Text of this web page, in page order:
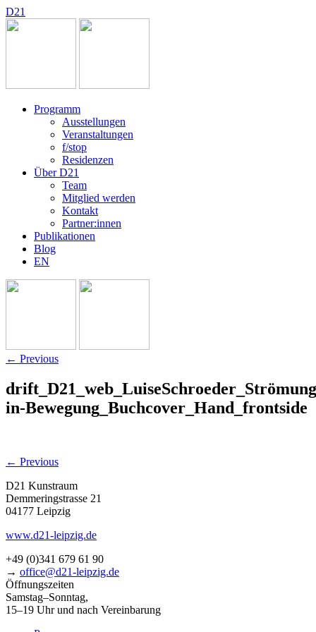
D21
Programm
Ausstellungen
Veranstaltungen
f/stop
Residenzen
Über D21
Team
Mitglied werden
Kontakt
Partner:innen
Publikationen
Blog
EN
← Previous
in-Bewegung_Buchcover_Hand_frontside
← Previous
D21 Kunstraum
Demmeringstrasse 21
04177 Leipzig
www.d21-leipzig.de
+49 (0)341 679 61 90
→ office@d21-leipzig.de
Öffnungszeiten
Samstag–Sonntag,
15–19 Uhr und nach Vereinbarung